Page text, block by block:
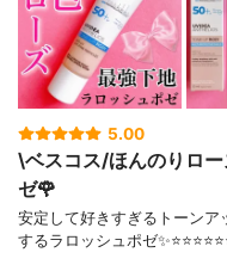
5.00
\ベスコス/ほんのりロ
ゼ🌹
安定して好きすぎるトーンア
するラロッシュポゼ